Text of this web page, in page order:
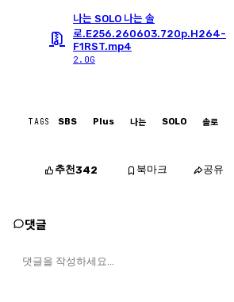
나는 SOLO 나는 솔
로.E256.260603.720p.H264-
F1RST.mp4
2.0G
TAGS SBS Plus 나는 SOLO 솔로
추천342 북마크 공유
댓글